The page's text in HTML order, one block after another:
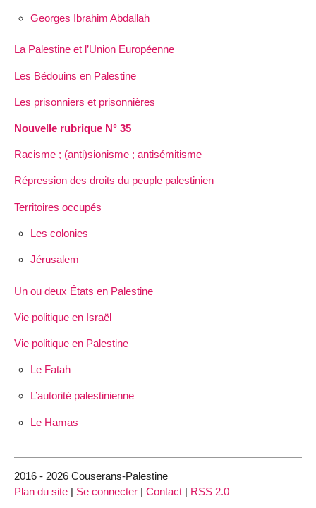
Georges Ibrahim Abdallah
La Palestine et l’Union Européenne
Les Bédouins en Palestine
Les prisonniers et prisonnières
Nouvelle rubrique N° 35
Racisme ; (anti)sionisme ; antisémitisme
Répression des droits du peuple palestinien
Territoires occupés
Les colonies
Jérusalem
Un ou deux États en Palestine
Vie politique en Israël
Vie politique en Palestine
Le Fatah
L’autorité palestinienne
Le Hamas
2016 - 2026 Couserans-Palestine
Plan du site | Se connecter | Contact | RSS 2.0